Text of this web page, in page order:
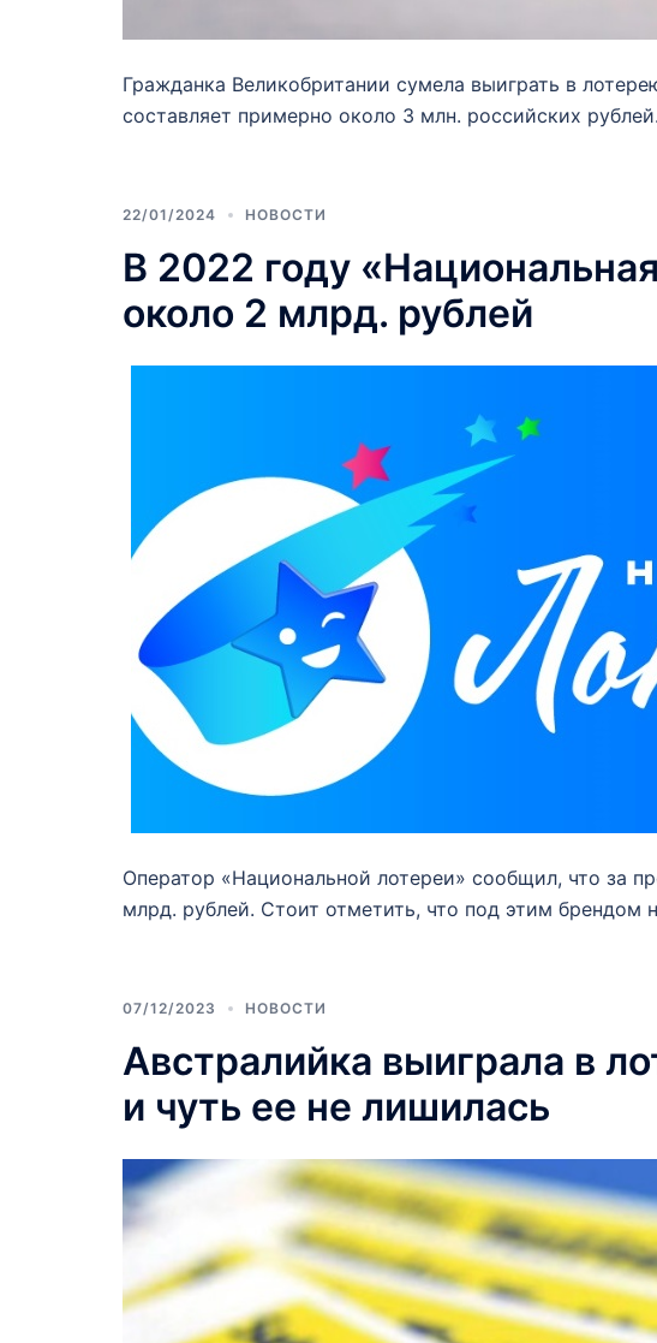
Гражданка Великобритании сумела выиграть в
составляет примерно около 3 млн. российских
22/01/2024 НОВОСТИ
В 2022 году
около 2 млрд. рублей
Оператор «Национальной лотереи» сообщил, что за
млрд. рублей. Стоит отметить, что под этим брендом
07/12/2023 НОВОСТИ
Австралийка выиграла в
и чуть ее не лишилась